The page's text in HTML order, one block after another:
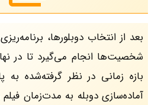
بعد از انتخاب دوبلورها،
شخصیت‌ها انجام می‌گیرد تا در
بازه زمانی در نظر گرفته‌شده به
آماده‌سازی دوبله به مدت‌زمان